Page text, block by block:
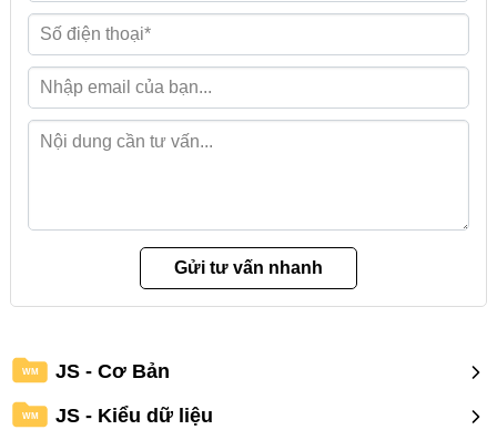
WM JS - Cơ Bản
WM JS - Kiểu dữ liệu